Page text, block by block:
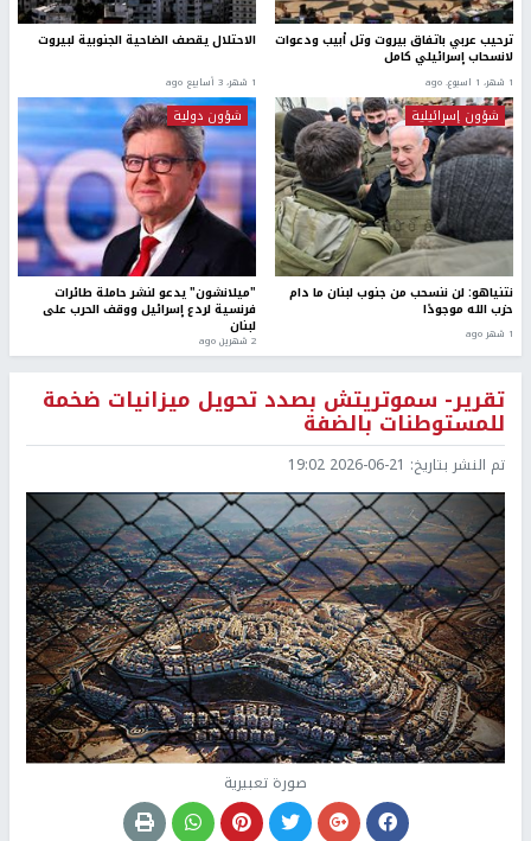
ترحيب عربي باتفاق بيروت وتل أبيب ودعوات
لانسحاب إسرائيلي كامل
1 شهر، 1 اسبوع. ago
الاحتلال يقصف الضاحية الجنوبية لبيروت
1 شهر، 3 أسابيع ago
شؤون إسرائيلية
نتنياهو: لن ننسحب من جنوب لبنان ما دام
حزب الله موجودًا
1 شهر ago
شؤون دولية
"ميلانشون" يدعو لنشر حاملة طائرات
فرنسية لردع إسرائيل ووقف الحرب على
لبنان
2 شهرين ago
تقرير- سموتريتش بصدد تحويل ميزانيات ضخمة
للمستوطنات بالضفة
تم النشر بتاريخ: 2026-06-21 19:02
صورة تعبيرية